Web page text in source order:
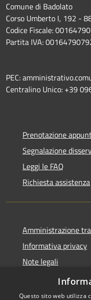
Comune di Badolato
Corso Umberto I, 192 -
Codice Fiscale:
Partita IVA:
PEC:
Centralino Unico: +39
Prenotazione
Segnalazione
Leggi le FAQ
Richiesta assistenza
Amministrazione
Informativa privacy
Note legali
Dichiarazione di
Questo sito web utilizza